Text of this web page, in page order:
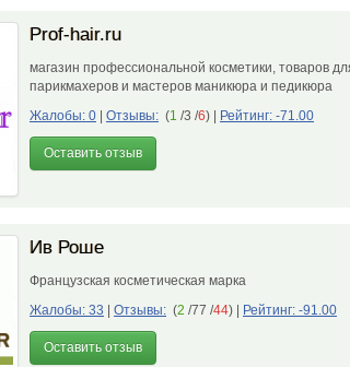
Prof-hair.ru
магазин профессиональной косметики, товаров
парикмахеров и мастеров маникюра и педикюра
Жалобы: 0
Отзывы: (1 /3 /6) Рейтинг: -71.00
Оставить отзыв
Ив Роше
Французская косметическая марка
Жалобы: 33
Отзывы: (2 /77 /44) Рейтинг: -91.00
Оставить отзыв